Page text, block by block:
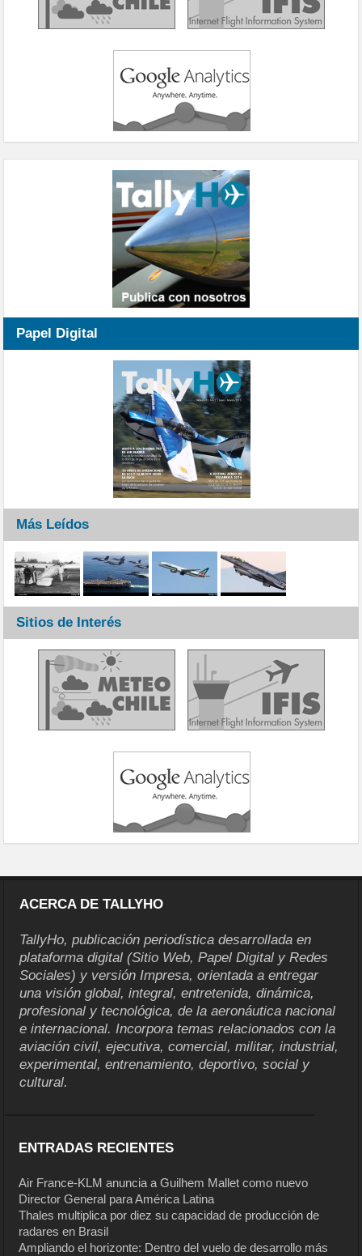
Papel Digital
Más Leídos
Sitios de Interés
ACERCA DE TALLYHO
TallyHo, publicación periodística desarrollada en
plataforma digital (Sitio Web, Papel Digital y Redes
Sociales) y versión Impresa, orientada a entregar
una visión global, integral, entretenida, dinámica,
profesional y tecnológica, de la aeronáutica nacional
e internacional. Incorpora temas relacionados con la
aviación civil, ejecutiva, comercial, militar, industrial,
experimental, entrenamiento, deportivo, social y
cultural.
ENTRADAS RECIENTES
Air France-KLM anuncia a Guilhem Mallet como nuevo
Director General para América Latina
Thales multiplica por diez su capacidad de producción de
radares en Brasil
Ampliando el horizonte: Dentro del vuelo de desarrollo más